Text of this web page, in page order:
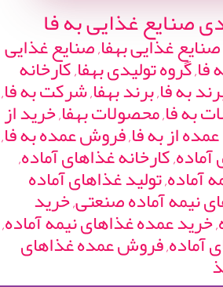
صنایع غذایی به فا
غذایی بهفا, صنایع غذایی
گروه تولیدی بهفا, کارخانه
به فا, برند بهفا, شرکت به فا,
به فا, محصولات بهفا, خرید از
عمده از به فا, فروش عمده به فا,
کارخانه غذاهای آماده,
آماده, تولید غذاهای آماده
نیمه آماده صنعتی, خرید
خرید عمده غذاهای نیمه آماده,
آماده, فروش عمده غذاهای